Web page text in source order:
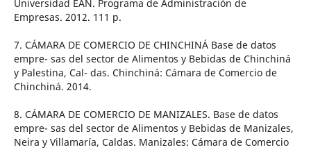
Universidad EAN. Programa de Administración de
Empresas. 2012. 111 p.
7. CÁMARA DE COMERCIO DE CHINCHINÁ Base de datos
empre- sas del sector de Alimentos y Bebidas de Chinchiná
y Palestina, Cal- das. Chinchiná: Cámara de Comercio de
Chinchiná. 2014.
8. CÁMARA DE COMERCIO DE MANIZALES. Base de datos
empre- sas del sector de Alimentos y Bebidas de Manizales,
Neira y Villamaría, Caldas. Manizales: Cámara de Comercio